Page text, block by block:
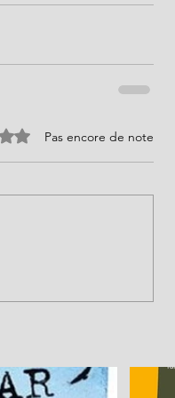
sur 5.Pas encore de note